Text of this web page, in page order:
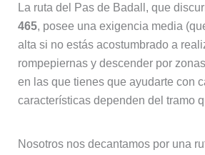
La ruta del Pas de Badall, que
465, posee una exigencia media
alta si no estás acostumbrado a
rompepiernas y descender por
en las que tienes que ayudarte con
características dependen del tramo
Nosotros nos decantamos por una